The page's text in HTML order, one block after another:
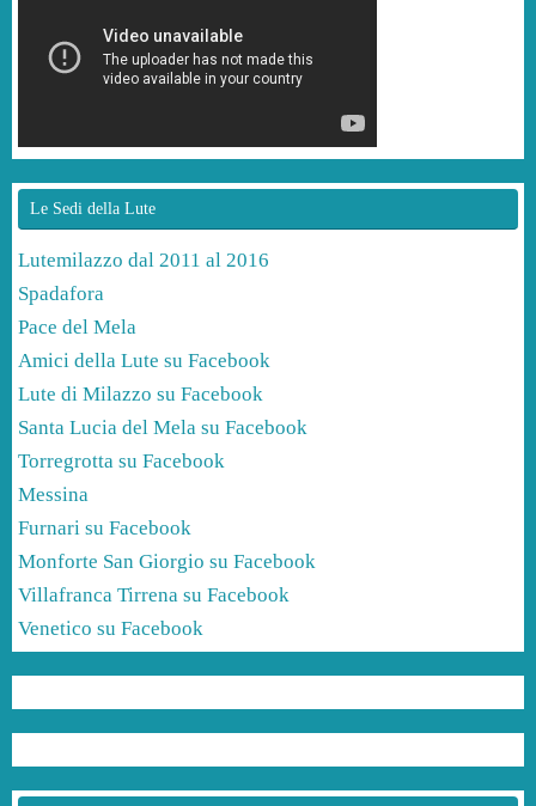
Le Sedi della Lute
Lutemilazzo dal 2011 al 2016
Spadafora
Pace del Mela
Amici della Lute su Facebook
Lute di Milazzo su Facebook
Santa Lucia del Mela su Facebook
Torregrotta su Facebook
Messina
Furnari su Facebook
Monforte San Giorgio su Facebook
Villafranca Tirrena su Facebook
Venetico su Facebook